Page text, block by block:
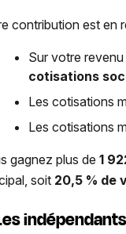
contribution est en
Sur votre
cotisations
Les cotisations
Les cotisations
gagnez plus de1
soit 20,5 % de